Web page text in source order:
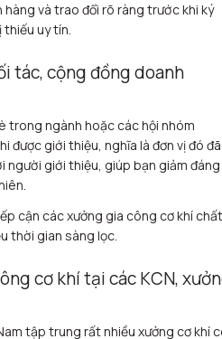
và trao đổi rõ ràng trước khi ký
thiếu uy tín.
tác, cộng đồng doanh
trong ngành hoặc các hội nhóm
được giới thiệu, nghĩa là đơn vị đó đã
người giới thiệu, giúp bạn giảm đáng
cận các xưởng gia công cơ khí chất
thời gian sàng lọc.
cơ khí tại các KCN,
tập trung rất nhiều xưởng cơ khí